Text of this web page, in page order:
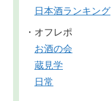
日本酒ランキング
・オフレポ
お酒の会
蔵見学
日常